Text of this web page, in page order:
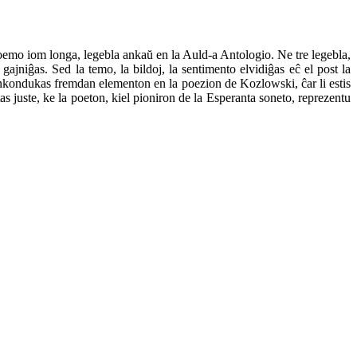
iom longa, legebla ankaŭ en la Auld‑a Antologio. Ne tre legebla,
Sed la temo, la bildoj, la sentimento elvidiĝas eĉ el post la
fremdan elementon en la poezion de Kozlowski, ĉar li estis
juste, ke la poeton, kiel pioniron de la Esperanta soneto, reprezentu